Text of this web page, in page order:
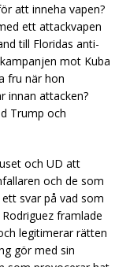
att inneha vapen?
ett attackvapen
till Floridas anti-
mot Kuba
fru när hon
innan attacken?
Trump och
och UD att
och de som
svar på vad som
framlade
legitimerar rätten
gör med sin